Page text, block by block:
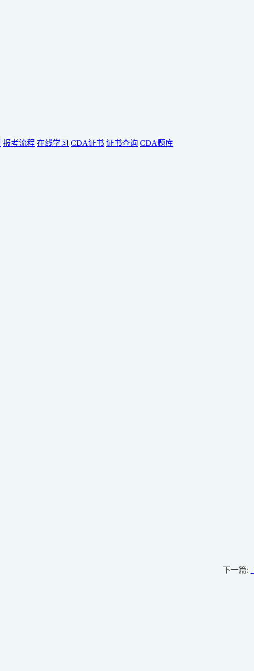
报考流程 在线学习 CDA证书 证书查询 CDA题库
下一篇: